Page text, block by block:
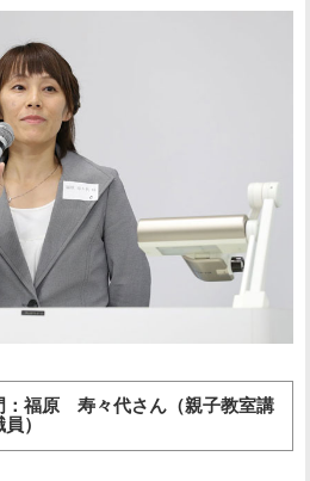
：福原 寿々代さん（親子教室講
）